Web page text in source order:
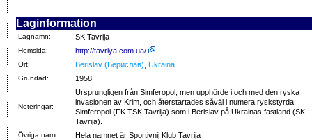
Laginformation
Lagnamn: SK Tavrija
Hemsida: http://tavriya.com.ua/
Ort: Berislav (Берислав) Ukraina
Grundad: 1958
Noteringar:
Ursprungligen från Simferopol, men upphörde i och med den ryska
invasionen av Krim, och återstartades såväl i numera ryskstyrda
Simferopol (FK TSK Tavrija) som i Berislav på Ukrainas fastland (SK
Tavrija).
Övriga namn: Hela namnet är Sportivnij Klub Tavrija